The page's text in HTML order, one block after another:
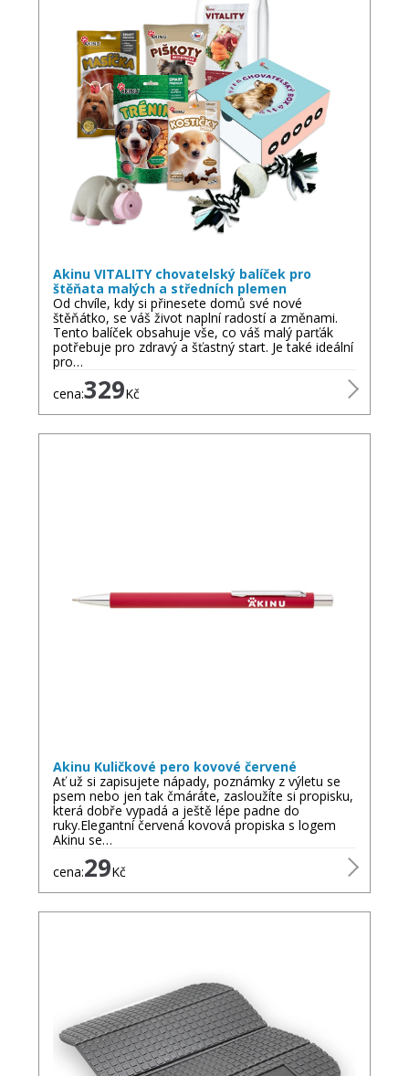
Akinu VITALITY chovatelský balíček pro
štěňata malých a středních plemen
Od chvíle, kdy si přinesete domů své nové
štěňátko, se váš život naplní radostí a změnami.
Tento balíček obsahuje vše, co váš malý parťák
potřebuje pro zdravý a šťastný start. Je také ideální
pro…
cena:329Kč
Akinu Kuličkové pero kovové červené
Ať už si zapisujete nápady, poznámky z výletu se
psem nebo jen tak čmáráte, zasloužíte si propisku,
která dobře vypadá a ještě lépe padne do
ruky.Elegantní červená kovová propiska s logem
Akinu se…
cena:29Kč